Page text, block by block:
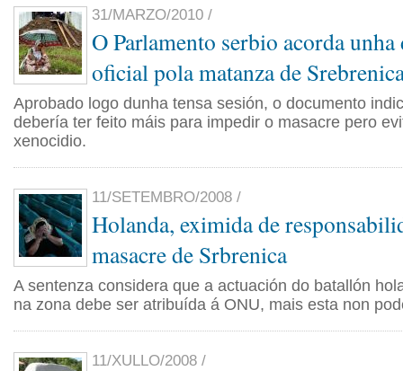
31/MARZO/2010 /
O Parlamento serbio acorda unha
oficial pola matanza de
Aprobado logo dunha tensa sesión, o documento
debería ter feito máis para impedir o masacre pero
xenocidio.
11/SETEMBRO/2008 /
Holanda, eximida de
masacre de Srbrenica
A sentenza considera que a actuación do batallón
na zona debe ser atribuída á ONU, mais esta non
11/XULLO/2008 /